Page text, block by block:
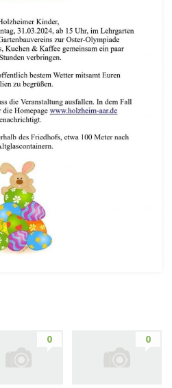
0 0